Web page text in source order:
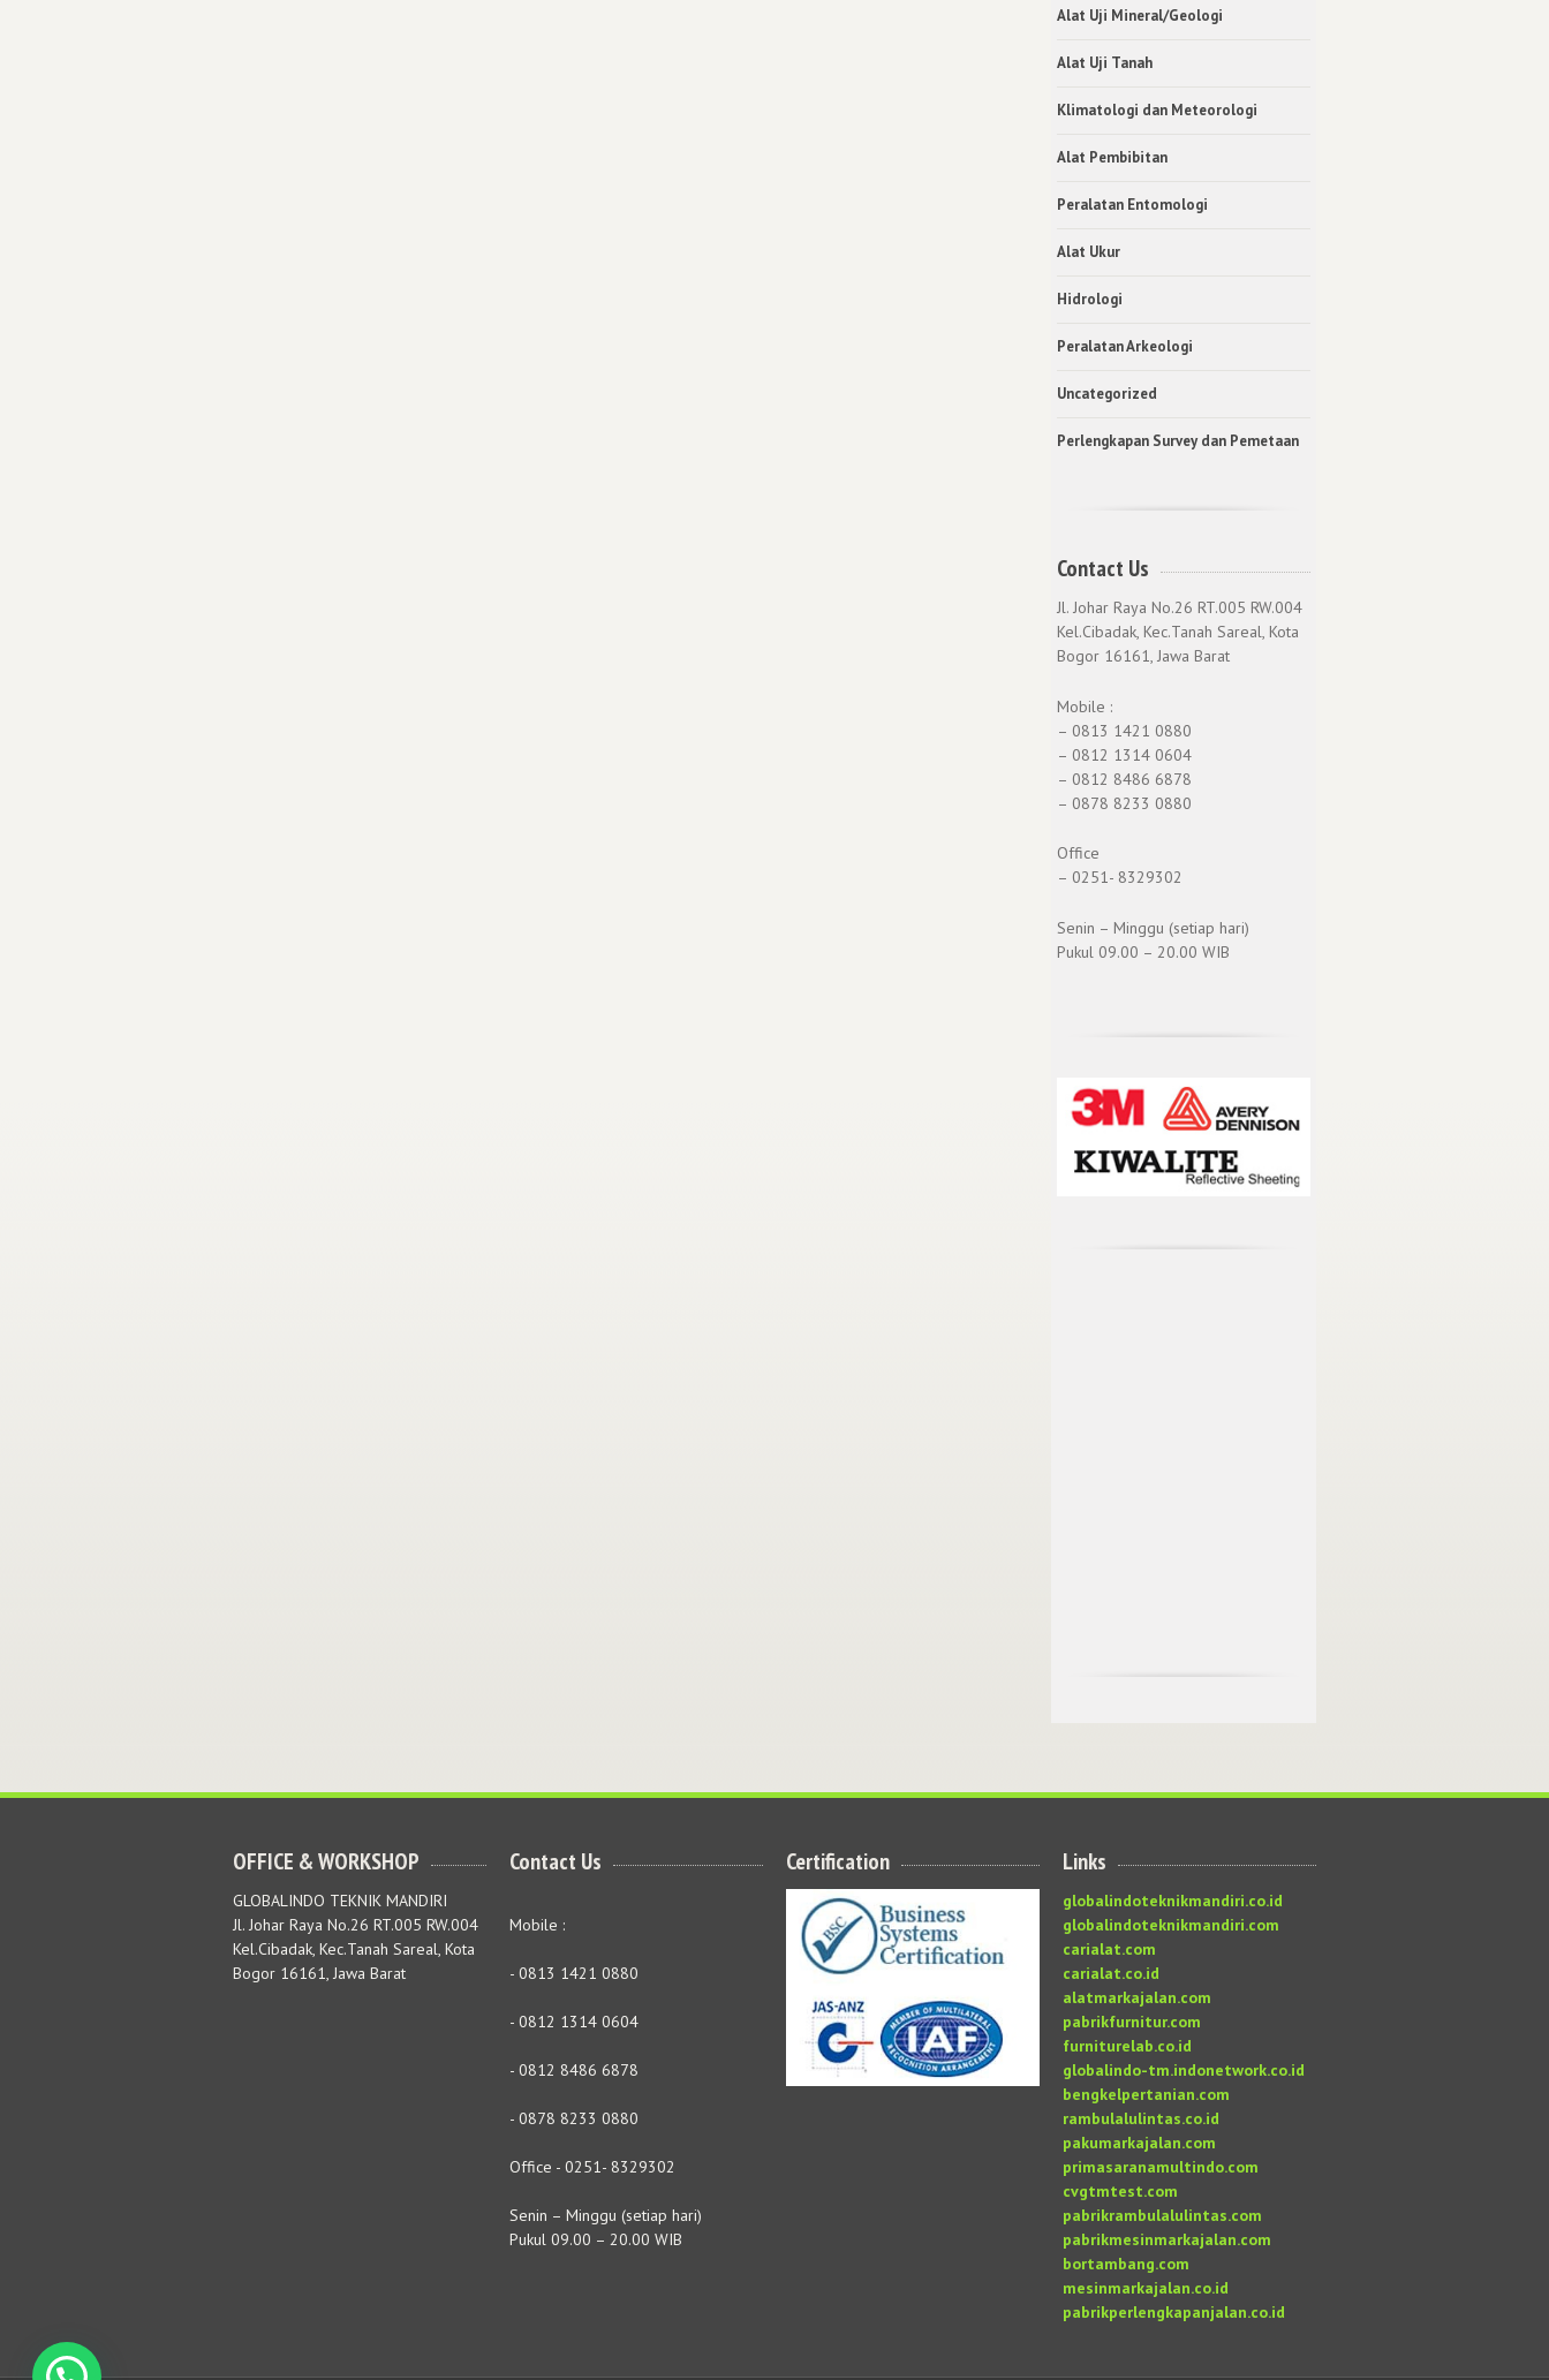
Alat Uji Mineral/Geologi
Alat Uji Tanah
Klimatologi dan Meteorologi
Alat Pembibitan
Peralatan Entomologi
Alat Ukur
Hidrologi
Peralatan Arkeologi
Uncategorized
Perlengkapan Survey dan Pemetaan
Contact Us
Jl. Johar Raya No.26 RT.005 RW.004
Kel.Cibadak, Kec.Tanah Sareal, Kota
Bogor 16161, Jawa Barat
Mobile :
– 0813 1421 0880
– 0812 1314 0604
– 0812 8486 6878
– 0878 8233 0880
Office
– 0251- 8329302
Senin – Minggu (setiap hari)
Pukul 09.00 – 20.00 WIB
OFFICE & WORKSHOP
GLOBALINDO TEKNIK MANDIRI
Jl. Johar Raya No.26 RT.005 RW.004
Kel.Cibadak, Kec.Tanah Sareal, Kota
Bogor 16161, Jawa Barat
Contact Us
Mobile :
- 0813 1421 0880
- 0812 1314 0604
- 0812 8486 6878
- 0878 8233 0880
Office - 0251- 8329302
Senin – Minggu (setiap hari)
Pukul 09.00 – 20.00 WIB
Certification Links
globalindoteknikmandiri.co.id
globalindoteknikmandiri.com
carialat.com
carialat.co.id
alatmarkajalan.com
pabrikfurnitur.com
furniturelab.co.id
globalindo-tm.indonetwork.co.id
bengkelpertanian.com
rambulalulintas.co.id
pakumarkajalan.com
primasaranamultindo.com
cvgtmtest.com
pabrikrambulalulintas.com
pabrikmesinmarkajalan.com
bortambang.com
mesinmarkajalan.co.id
pabrikperlengkapanjalan.co.id